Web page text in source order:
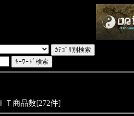
商品数[272件]